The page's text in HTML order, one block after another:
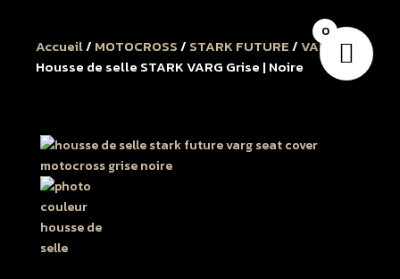
Accueil/ MOTOCROSS/ STARK FUTURE/VARG
/
Housse de selle STARK VARG Grise | Noire
0